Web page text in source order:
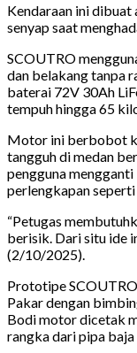
Kendaraan ini
senyap saat
SCOUTRO
dan belakang tanpa
baterai 72V 30Ah
tempuh hingga 65
Motor ini berbobot
tangguh di medan
pengguna
perlengkapan
“Petugas
berisik. Dari situ ide
(2/10/2025).
Prototipe
Pakar dengan
Bodi motor dicetak
rangka dari pipa baja